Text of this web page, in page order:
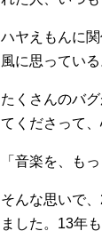
ハヤえもんに
風に思ってい
たくさんのバ
てくださって、
「音楽を、も
そんな思いで
ました。13年